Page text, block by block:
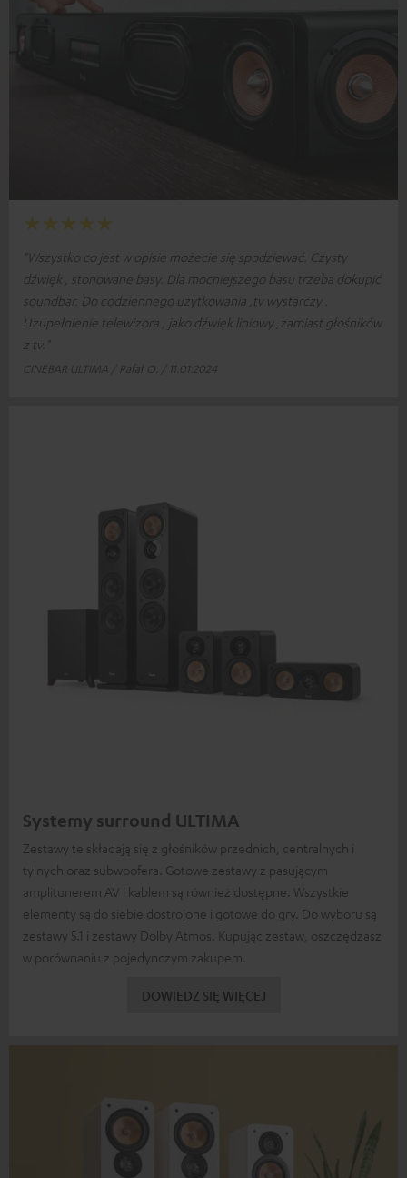
"Wszystko co jest w opisie możecie się spodziewać. Czysty
dźwięk , stonowane basy. Dla mocniejszego basu trzeba dokupić
soundbar. Do codziennego użytkowania ,tv wystarczy .
Uzupełnienie telewizora , jako dźwięk liniowy ,zamiast głośników
z tv."
CINEBAR ULTIMA / Rafał O. / 11.01.2024
Systemy surround ULTIMA
Zestawy te składają się z głośników przednich, centralnych i
tylnych oraz subwoofera. Gotowe zestawy z pasującym
amplitunerem AV i kablem są również dostępne. Wszystkie
elementy są do siebie dostrojone i gotowe do gry. Do wyboru są
zestawy 5.1 i zestawy Dolby Atmos. Kupując zestaw, oszczędzasz
w porównaniu z pojedynczym zakupem.
DOWIEDZ SIĘ WIĘCEJ